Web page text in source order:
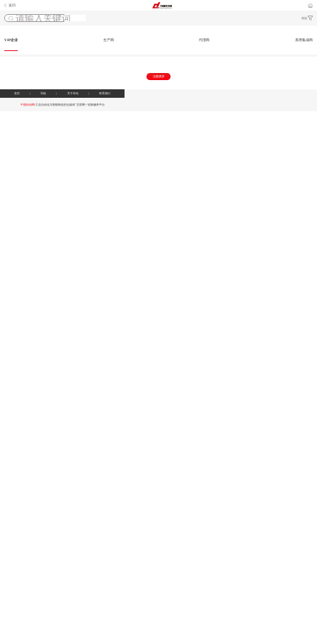
返回
VIP企业 生产商 代理商 系用集成商
首页 | 导航 | 关于本站 | 联系我们
中国传动网 -工业自动化与智能制造的全媒体"互联网+"创新服务平台